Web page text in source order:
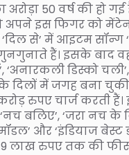
अरोड़ा 50 वर्ष की हो
वो अपने इस फिगर को
से’ में आइटम सॉन्ग
हैं। इसके बाद वह
‘अनारकली डिस्को
में जगह बना
रुपए चार्ज करती
बलिए’, ‘जरा नच के
और ‘इंडियाज बेस्ट
लाख रुपए तक की